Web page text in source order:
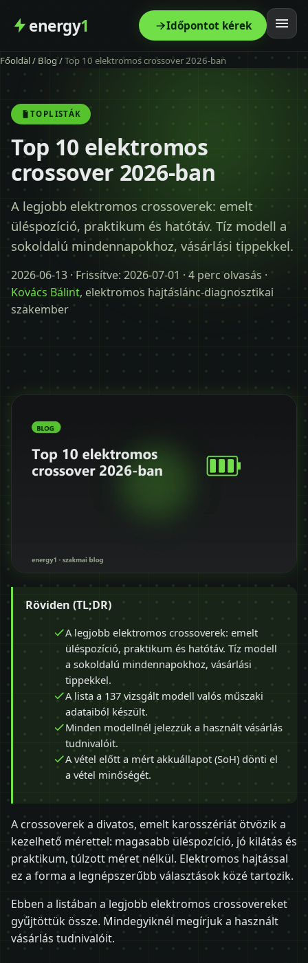
energy1 Időpontot kérek
Főoldal
Szolgáltatás
Árak
Modellek
Kapcsolat
+36 30 680 7511
Főoldal/ Blog/Top 10 elektromos crossover 2026-ban
TOPLISTÁK
Top 10 elektromos
crossover 2026-ban
A legjobb elektromos crossoverek: emelt
üléspozíció, praktikum és hatótáv. Tíz modell a
sokoldalú mindennapokhoz, vásárlási tippekkel.
2026-06-13 · Frissítve:2026-07-01 · 4 perc olvasás ·
Kovács Bálint, elektromos hajtáslánc-diagnosztikai
szakember
Röviden (TL;DR)
A legjobb elektromos crossoverek: emelt
üléspozíció, praktikum és hatótáv. Tíz modell
a sokoldalú mindennapokhoz, vásárlási
tippekkel.
A lista a 137 vizsgált modell valós műszaki
adataiból készült.
Minden modellnél jelezzük a használt vásárlás
tudnivalóit.
A vétel előtt a mért akkuállapot (SoH) dönti el
a vétel minőségét.
A crossoverek a divatos, emelt karosszériát ötvözik a
kezelhető mérettel: magasabb üléspozíció, jó kilátás és
praktikum, túlzott méret nélkül. Elektromos hajtással
ez a forma a legnépszerűbb választások közé tartozik.
Ebben a listában a legjobb elektromos crossovereket
gyűjtöttük össze. Mindegyiknél megírjuk a használt
vásárlás tudnivalóit.